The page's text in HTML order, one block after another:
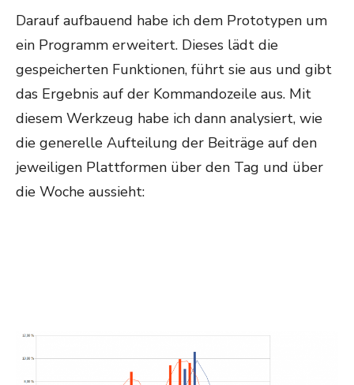
Darauf aufbauend habe ich dem Prototypen um
ein Programm erweitert. Dieses lädt die
gespeicherten Funktionen, führt sie aus und gibt
das Ergebnis auf der Kommandozeile aus. Mit
diesem Werkzeug habe ich dann analysiert, wie
die generelle Aufteilung der Beiträge auf den
jeweiligen Plattformen über den Tag und über
die Woche aussieht: